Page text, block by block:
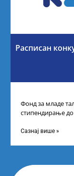
Расписан
Фонд за младе
стипендирање
Сазнај више »